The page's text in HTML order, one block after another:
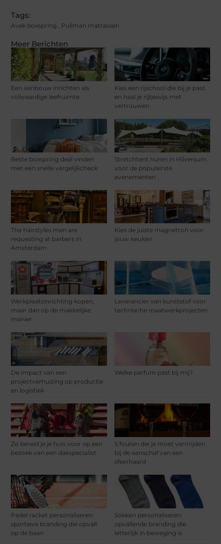
Meer Berichten
Een aanbouw inrichten als
volwaardige leefruimte
Kies een rijschool die bij je past
en haal je rijbewijs met
vertrouwen
Beste boxspring deal vinden
met een snelle vergelijkcheck
Stretchtent huren in Hilversum
voor de populairste
evenementen
The hairstyles men are
requesting at barbers in
Amsterdam
Kies de juiste magnetron voor
jouw keuken
Werkplaatsinrichting kopen,
maar dan op de makkelijke
manier
Leverancier van kunststof voor
technische maatwerkprojecten
De impact van een
projectverhuizing op productie
en logistiek
Welke parfum past bij mij?
Zó bereid je je huis voor op een
bezoek van een dakspecialist
5 fouten die je moet vermijden
bij de aanschaf van een
sfeerhaard
Padel racket personaliseren:
sportieve branding die opvalt
op de baan
Sokken personaliseren:
opvallende branding die
letterlijk in beweging is
Tags:
Avek boxspring Pullman matrassen